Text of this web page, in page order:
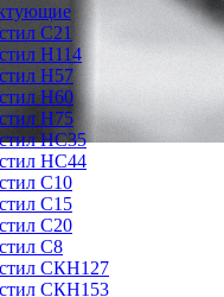
C21
Н114
Н57
Н60
Н75
НС35
НС44
С10
С15
С20
С8
СКН127
СКН153